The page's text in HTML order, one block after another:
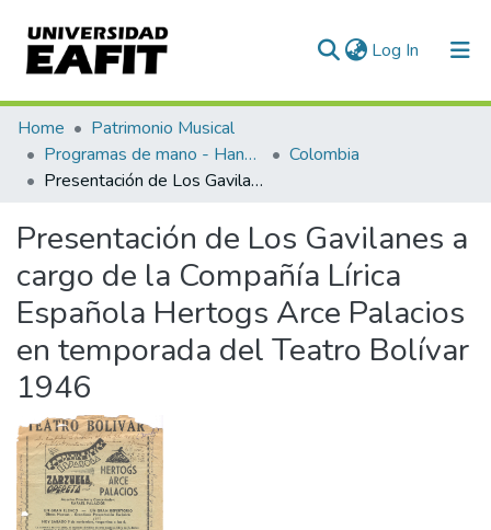
Log In (current)
Communities & Collections
All of DSpace
Home
Patrimonio Musical
Programas de mano - Hand programs
Colombia
Presentación de Los Gavilanes a cargo de la Compañía Lírica Española Hertogs Arce Palacios en temporada del Teatro Bolívar 1946
Presentación de Los Gavilanes a
cargo de la Compañía Lírica
Española Hertogs Arce Palacios
en temporada del Teatro Bolívar
1946